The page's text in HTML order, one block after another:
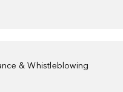
& Whistleblowing